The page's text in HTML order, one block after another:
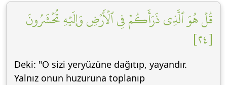
قُلۡ هُوَ ٱلَّذِي ذَرَأَكُمۡ فِي ٱلۡأَرۡضِ وَإِلَيۡهِ تُحۡشَرُونَ
[٢٤]
Deki: "O sizi yeryüzüne dağıtıp, yayandır.
Yalnız onun huzuruna toplanıp